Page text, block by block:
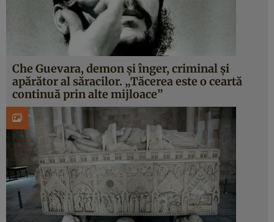
Che Guevara, demon și înger, criminal și
apărător al săracilor. „Tăcerea este o ceartă
continuă prin alte mijloace”